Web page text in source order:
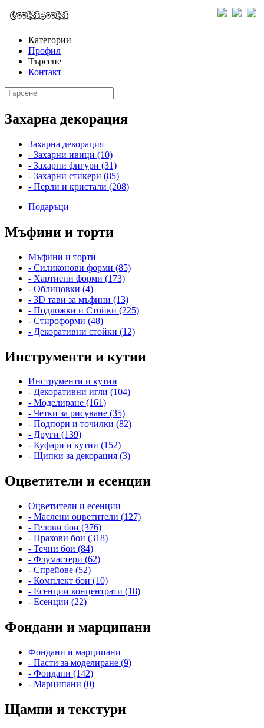
Категории
Профил
Търсене
Контакт
Захарна декорация
Захарна декорация
- Захарни ивици (10)
- Захарни фигури (31)
- Захарни стикери (85)
- Перли и кристали (208)
Подаръци
Мъфини и торти
Мъфини и торти
- Силиконови форми (85)
- Хартиени форми (173)
- Облицовки (4)
- 3D тави за мъфини (13)
- Подложки и Стойки (225)
- Стироформи (48)
- Декоративни стойки (12)
Инструменти и кутии
Инструменти и кутии
- Декоративни игли (104)
- Моделиране (161)
- Четки за рисуване (35)
- Подпори и точилки (82)
- Други (139)
- Куфари и кутии (152)
- Щипки за декорация (3)
Оцветители и есенции
Оцветители и есенции
- Маслени оцветители (127)
- Гелови бои (376)
- Прахови бои (318)
- Течни бои (84)
- Флумастери (62)
- Спрейове (52)
- Комплект бои (10)
- Есенции концентрати (18)
- Есенции (22)
Фондани и марципани
Фондани и марципани
- Пасти за моделиране (9)
- Фондани (142)
- Марципани (0)
Щампи и текстури